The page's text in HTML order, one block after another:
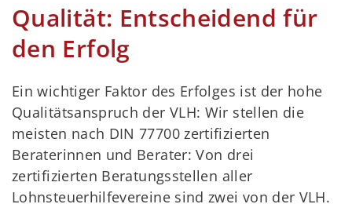
Qualität: Entscheidend für
den Erfolg
Ein wichtiger Faktor des Erfolges ist der hohe
Qualitätsanspruch der VLH: Wir stellen die
meisten nach DIN 77700 zertifizierten
Beraterinnen und Berater: Von drei
zertifizierten Beratungsstellen aller
Lohnsteuerhilfevereine sind zwei von der VLH.